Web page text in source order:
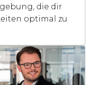
die dir
optimal zu